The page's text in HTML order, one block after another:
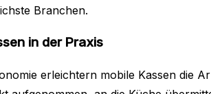
Branchen.
in der Praxis
erleichtern mobile Kassen die